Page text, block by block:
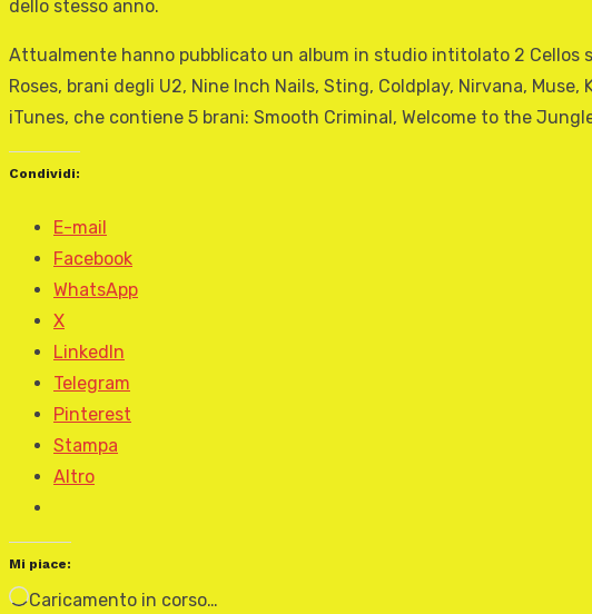
dello stesso anno.
Attualmente hanno pubblicato un album in studio intitolato 2 Cellos
Roses, brani degli U2, Nine Inch Nails, Sting, Coldplay, Nirvana,
iTunes, che contiene 5 brani: Smooth Criminal, Welcome to the
Condividi:
E-mail
Facebook
WhatsApp
X
LinkedIn
Telegram
Pinterest
Stampa
Altro
Mi piace:
Caricamento in corso…